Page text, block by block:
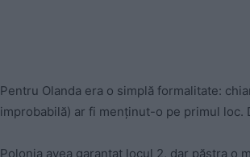
Pentru Olanda era o simplă formalitate:
improbabilă) ar fi menținut-o pe primul loc.
Polonia avea garantat locul 2, dar păstra o